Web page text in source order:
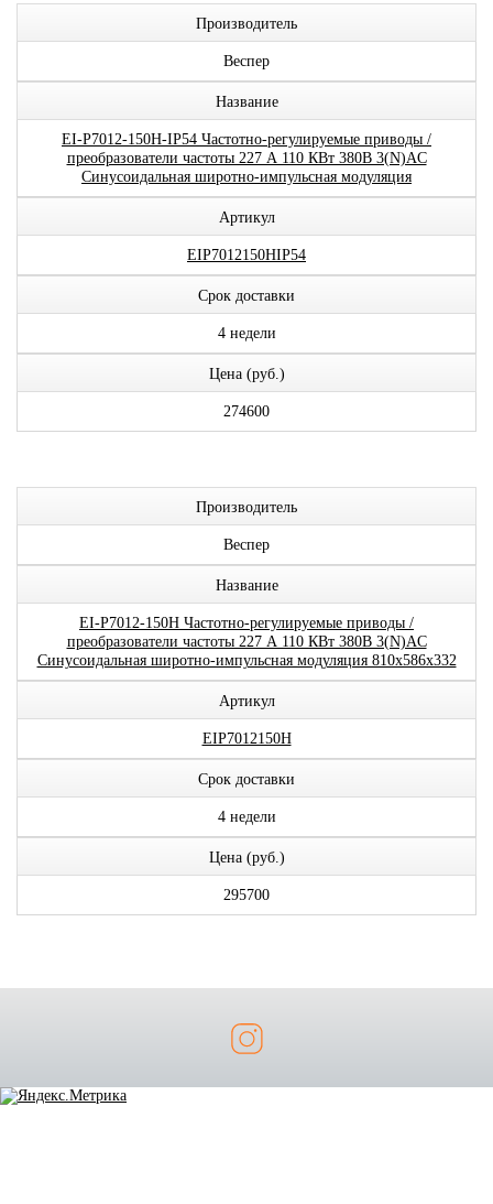
Производитель
Веспер
Название
EI-P7012-150H-IP54 Частотно-регулируемые приводы /
преобразователи частоты 227 А 110 КВт 380В 3(N)AC
Синусоидальная широтно-импульсная модуляция
Артикул
EIP7012150HIP54
Срок доставки
4 недели
Цена (руб.)
274600
Производитель
Веспер
Название
EI-P7012-150H Частотно-регулируемые приводы /
преобразователи частоты 227 А 110 КВт 380В 3(N)AC
Синусоидальная широтно-импульсная модуляция 810x586x332
Артикул
EIP7012150H
Срок доставки
4 недели
Цена (руб.)
295700